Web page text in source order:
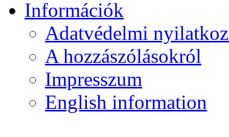
Információk
Adatvédelmi
A hozzászólásokról
Impresszum
English information